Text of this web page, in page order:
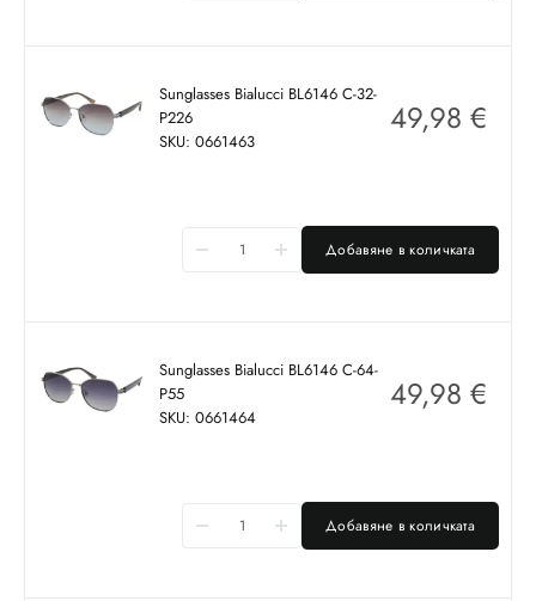
Sunglasses Bialucci BL6146 C-32-
P226
SKU: 0661463
49,98 €
Добавяне в количката
Sunglasses Bialucci BL6146 C-64-
P55
SKU: 0661464
49,98 €
Добавяне в количката